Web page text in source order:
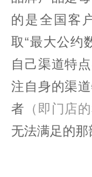
的是全国客
取“最大公约
自己渠道特
注自身的渠
者 （即门店
无法满足的那